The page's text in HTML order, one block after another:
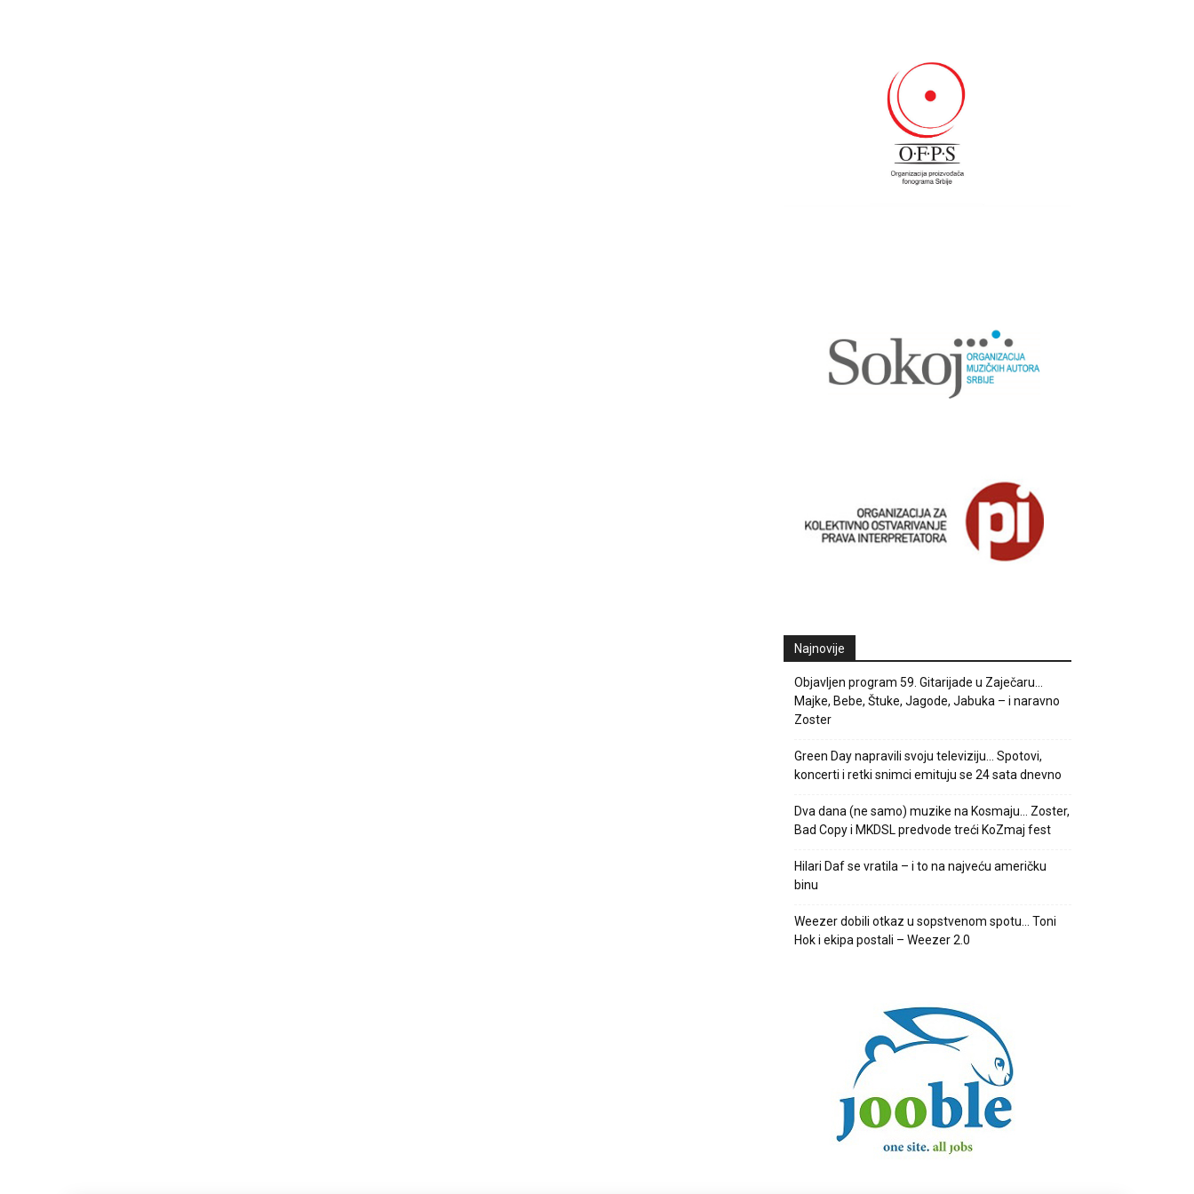
Najnovije
Objavljen program 59. Gitarijade u Zaječaru…
Majke, Bebe, Štuke, Jagode, Jabuka – i naravno
Zoster
Green Day napravili svoju televiziju… Spotovi,
koncerti i retki snimci emituju se 24 sata dnevno
Dva dana (ne samo) muzike na Kosmaju… Zoster,
Bad Copy i MKDSL predvode treći KoZmaj fest
Hilari Daf se vratila – i to na najveću američku
binu
Weezer dobili otkaz u sopstvenom spotu… Toni
Hok i ekipa postali – Weezer 2.0